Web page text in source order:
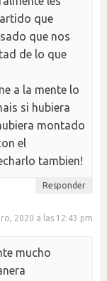
que
que nos
de lo que
a la mente lo
si hubiera
montado
el
tambien!
Responder
2020 a las 12:43 pm
mucho